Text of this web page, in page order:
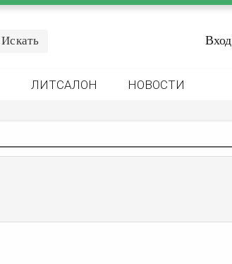
Вход
ЛИТСАЛОН НОВОСТИ